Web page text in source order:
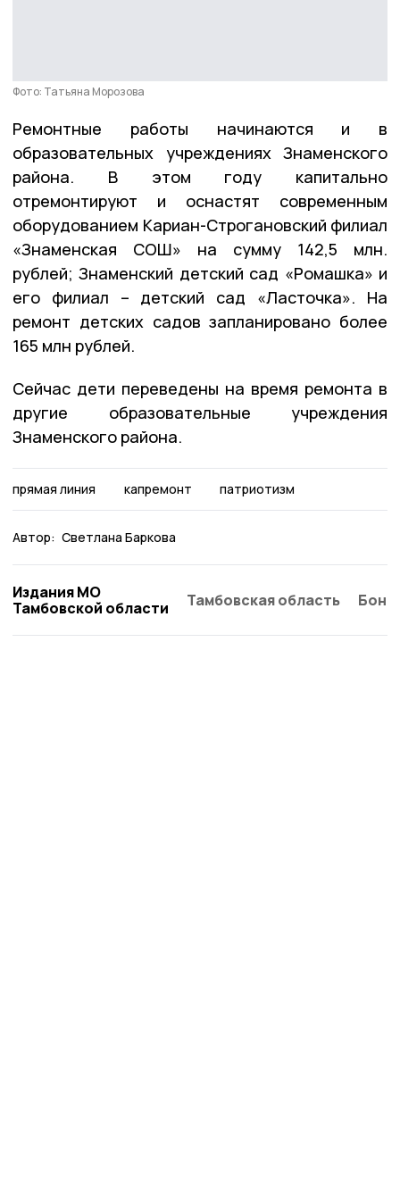
Фото: Татьяна Морозова
Ремонтные работы начинаются и в
образовательных учреждениях Знаменского
района. В этом году капитально
отремонтируют и оснастят современным
оборудованием Кариан-Строгановский филиал
«Знаменская СОШ» на сумму 142,5 млн.
рублей; Знаменский детский сад «Ромашка» и
его филиал – детский сад «Ласточка». На
ремонт детских садов запланировано более
165 млн рублей.
Сейчас дети переведены на время ремонта в
другие образовательные учреждения
Знаменского района.
прямая линия капремонт патриотизм
Автор: Светлана Баркова
Издания МО
Тамбовской области
Тамбовская область